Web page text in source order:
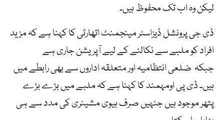
لیکن وہ اب تک محفوظ ہیں۔
ڈی جی پرونشل ڈیزاسٹر مینجمنٹ اتھارٹی کا کہنا ہے کہ مزید
افراد کو ملبے سے نکالنے کے لیے آپر یشن جاری ہے
جبکہ ضلعی انتظامیہ اور متعلقہ اداروں سے بھی رابطے میں
ہیں۔ ڈی پی اومہمند کا کہنا ہے کہ ملبے میں بڑے بڑے
پتھر موجود ہیں جنہیں صرف ہیوی مشینری کی مدد سے ہی